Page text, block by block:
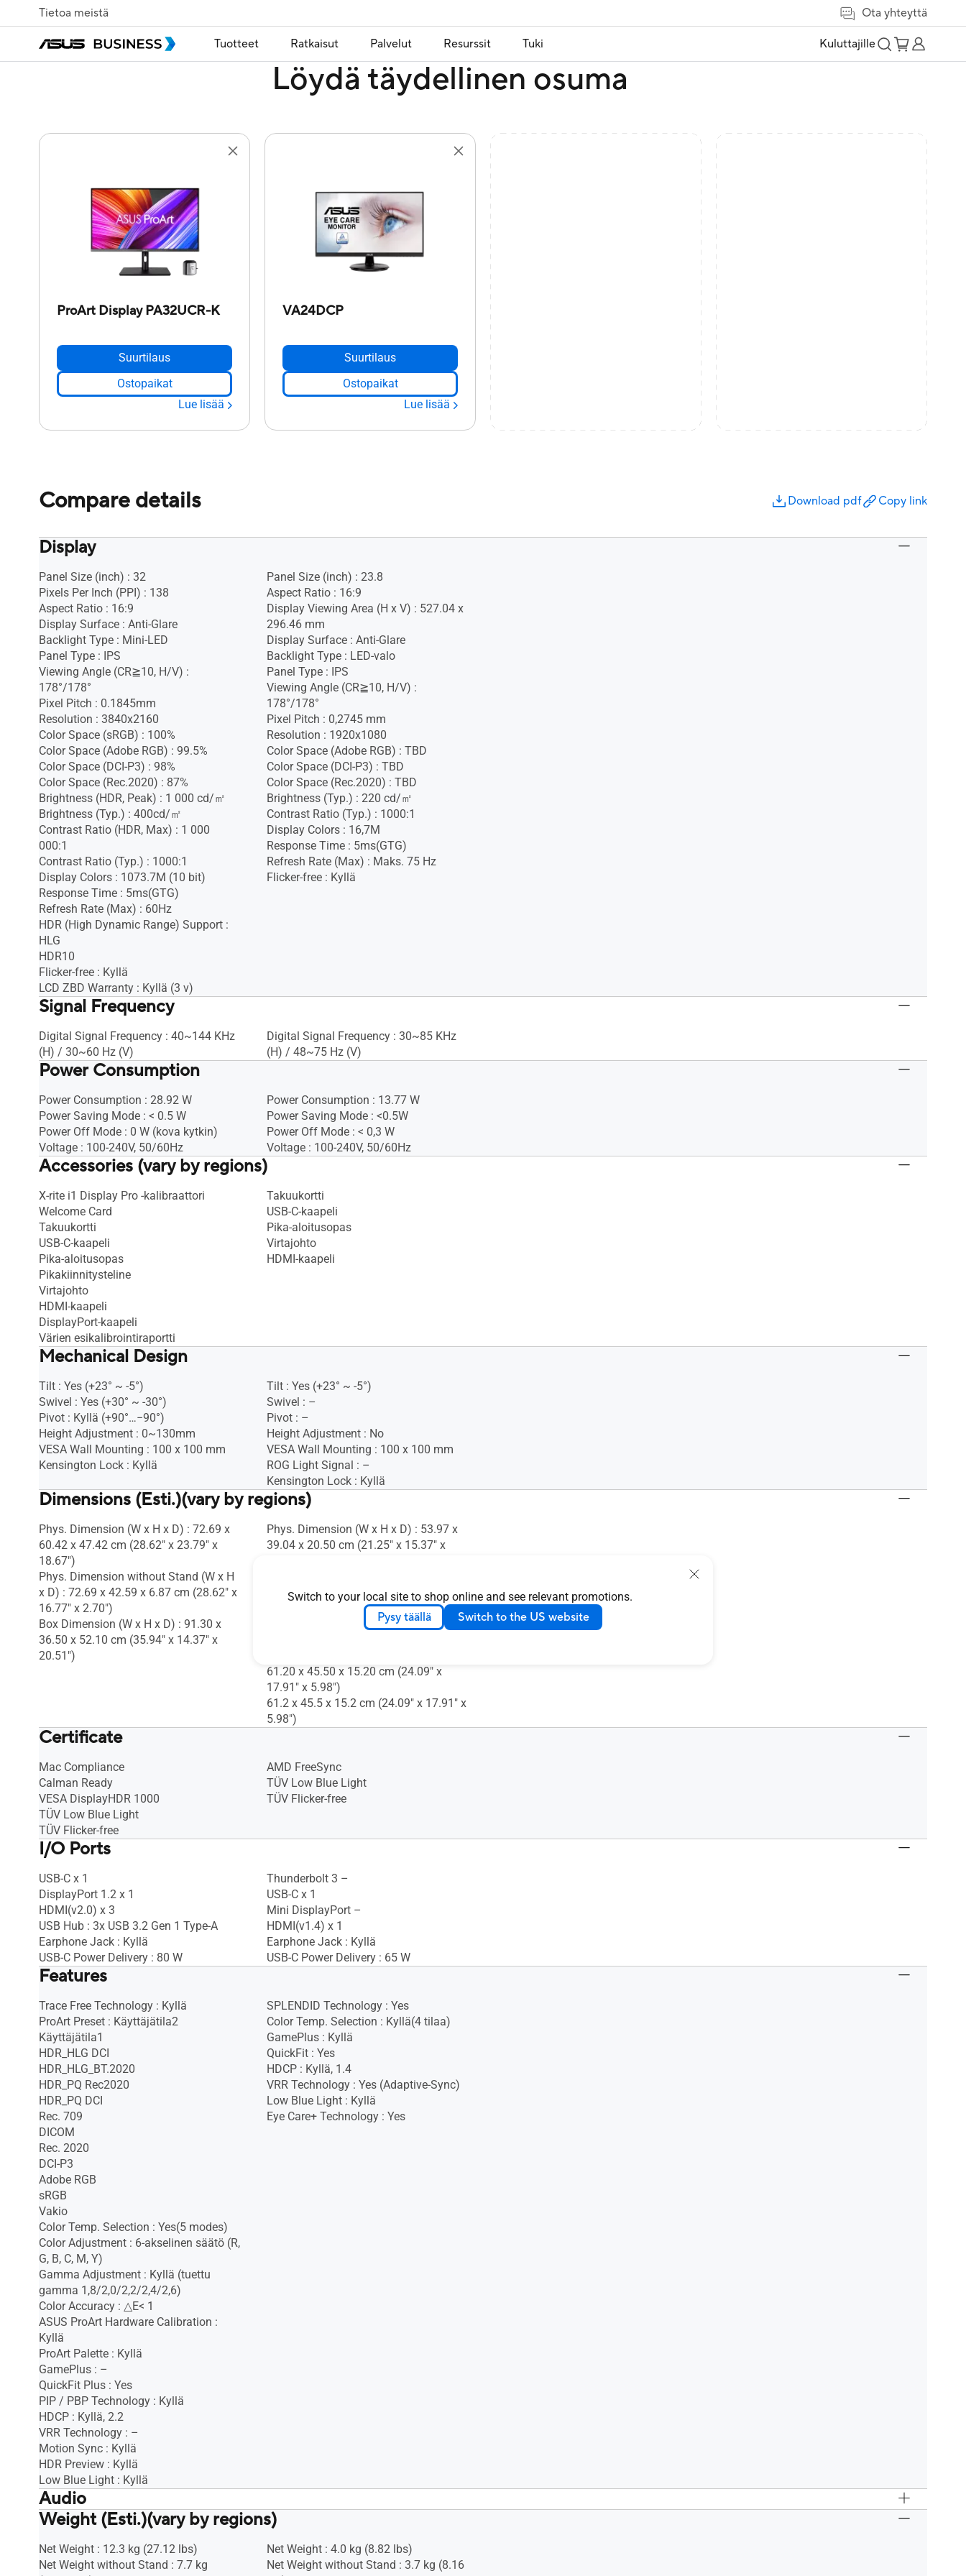
Switch to your local site to shop online and see relevant promotions.
Pysy täällä Switch to the US website
Tietoa meistä Ota yhteyttä
Tuotteet Ratkaisut Palvelut Resurssit Tuki Kuluttajille
Löydä täydellinen osuma
ProArt Display PA32UCR-K
Suurtilaus
Ostopaikat
Lue lisää
VA24DCP
Suurtilaus
Ostopaikat
Lue lisää
Compare details Download pdf Copy link
Display
Panel Size (inch) : 32
Pixels Per Inch (PPI) : 138
Aspect Ratio : 16:9
Display Surface : Anti-Glare
Backlight Type : Mini-LED
Panel Type : IPS
Viewing Angle (CR≧10, H/V) :
178°/178°
Pixel Pitch : 0.1845mm
Resolution : 3840x2160
Color Space (sRGB) : 100%
Color Space (Adobe RGB) : 99.5%
Color Space (DCI-P3) : 98%
Color Space (Rec.2020) : 87%
Brightness (HDR, Peak) : 1 000 cd/㎡
Brightness (Typ.) : 400cd/㎡
Contrast Ratio (HDR, Max) : 1 000
000:1
Contrast Ratio (Typ.) : 1000:1
Display Colors : 1073.7M (10 bit)
Response Time : 5ms(GTG)
Refresh Rate (Max) : 60Hz
HDR (High Dynamic Range) Support :
HLG
HDR10
Flicker-free : Kyllä
LCD ZBD Warranty : Kyllä (3 v)
Panel Size (inch) : 23.8
Aspect Ratio : 16:9
Display Viewing Area (H x V) : 527.04 x
296.46 mm
Display Surface : Anti-Glare
Backlight Type : LED-valo
Panel Type : IPS
Viewing Angle (CR≧10, H/V) :
178°/178°
Pixel Pitch : 0,2745 mm
Resolution : 1920x1080
Color Space (Adobe RGB) : TBD
Color Space (DCI-P3) : TBD
Color Space (Rec.2020) : TBD
Brightness (Typ.) : 220 cd/㎡
Contrast Ratio (Typ.) : 1000:1
Display Colors : 16,7M
Response Time : 5ms(GTG)
Refresh Rate (Max) : Maks. 75 Hz
Flicker-free : Kyllä
Signal Frequency
Digital Signal Frequency : 40~144 KHz
(H) / 30~60 Hz (V)
Digital Signal Frequency : 30~85 KHz
(H) / 48~75 Hz (V)
Power Consumption
Power Consumption : 28.92 W
Power Saving Mode : < 0.5 W
Power Off Mode : 0 W (kova kytkin)
Voltage : 100-240V, 50/60Hz
Power Consumption : 13.77 W
Power Saving Mode : <0.5W
Power Off Mode : < 0,3 W
Voltage : 100-240V, 50/60Hz
Accessories (vary by regions)
X-rite i1 Display Pro -kalibraattori
Welcome Card
Takuukortti
USB-C-kaapeli
Pika-aloitusopas
Pikakiinnitysteline
Virtajohto
HDMI-kaapeli
DisplayPort-kaapeli
Värien esikalibrointiraportti
Takuukortti
USB-C-kaapeli
Pika-aloitusopas
Virtajohto
HDMI-kaapeli
Mechanical Design
Tilt : Yes (+23° ~ -5°)
Swivel : Yes (+30° ~ -30°)
Pivot : Kyllä (+90°…−90°)
Height Adjustment : 0~130mm
VESA Wall Mounting : 100 x 100 mm
Kensington Lock : Kyllä
Tilt : Yes (+23° ~ -5°)
Swivel : –
Pivot : –
Height Adjustment : No
VESA Wall Mounting : 100 x 100 mm
ROG Light Signal : –
Kensington Lock : Kyllä
Dimensions (Esti.)(vary by regions)
Phys. Dimension (W x H x D) : 72.69 x
60.42 x 47.42 cm (28.62" x 23.79" x
18.67")
Phys. Dimension without Stand (W x H
x D) : 72.69 x 42.59 x 6.87 cm (28.62" x
16.77" x 2.70")
Box Dimension (W x H x D) : 91.30 x
36.50 x 52.10 cm (35.94" x 14.37" x
20.51")
Phys. Dimension (W x H x D) : 53.97 x
39.04 x 20.50 cm (21.25" x 15.37" x
x D) : 53.97 x 32.36 x 5.26 cm (21.25" x
Box Dimension (W x H x D) : 64.50 x
61.20 x 45.50 x 15.20 cm (24.09" x
17.91" x 5.98")
61.2 x 45.5 x 15.2 cm (24.09" x 17.91" x
5.98")
Certificate
Mac Compliance
Calman Ready
VESA DisplayHDR 1000
TÜV Low Blue Light
TÜV Flicker-free
AMD FreeSync
TÜV Low Blue Light
TÜV Flicker-free
I/O Ports
USB-C x 1
DisplayPort 1.2 x 1
HDMI(v2.0) x 3
USB Hub : 3x USB 3.2 Gen 1 Type-A
Earphone Jack : Kyllä
USB-C Power Delivery : 80 W
Thunderbolt 3 –
USB-C x 1
Mini DisplayPort –
HDMI(v1.4) x 1
Earphone Jack : Kyllä
USB-C Power Delivery : 65 W
Features
Trace Free Technology : Kyllä
ProArt Preset : Käyttäjätila2
Käyttäjätila1
HDR_HLG DCI
HDR_HLG_BT.2020
HDR_PQ Rec2020
HDR_PQ DCI
Rec. 709
DICOM
Rec. 2020
DCI-P3
Adobe RGB
sRGB
Vakio
Color Temp. Selection : Yes(5 modes)
Color Adjustment : 6-akselinen säätö (R,
G, B, C, M, Y)
Gamma Adjustment : Kyllä (tuettu
gamma 1,8/2,0/2,2/2,4/2,6)
Color Accuracy : △E< 1
ASUS ProArt Hardware Calibration :
Kyllä
ProArt Palette : Kyllä
GamePlus : –
QuickFit Plus : Yes
PIP / PBP Technology : Kyllä
HDCP : Kyllä, 2.2
VRR Technology : –
Motion Sync : Kyllä
HDR Preview : Kyllä
Low Blue Light : Kyllä
SPLENDID Technology : Yes
Color Temp. Selection : Kyllä(4 tilaa)
GamePlus : Kyllä
QuickFit : Yes
HDCP : Kyllä, 1.4
VRR Technology : Yes (Adaptive-Sync)
Low Blue Light : Kyllä
Eye Care+ Technology : Yes
Audio
Speaker : Kyllä (2 W x2) Speaker : Kyllä (2 W x2)
Weight (Esti.)(vary by regions)
Net Weight : 12.3 kg (27.12 lbs)
Net Weight without Stand : 7.7 kg
Net Weight : 4.0 kg (8.82 lbs)
Net Weight without Stand : 3.7 kg (8.16